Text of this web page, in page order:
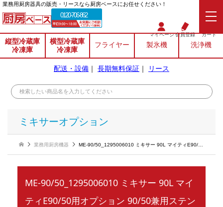
業務⽤厨房器具の販売・リースなら厨房ベースにお任せください！
0120-706-862
マイページ会員登録 カート
縦型冷蔵庫
冷凍庫
横型冷蔵庫
冷凍庫
フライヤー 製氷機 洗浄機
配送・設備 ｜ 長期無料保証 ｜ リース
ミキサーオプション
業務用厨房機器 ME-90/50_1295006010 ミキサー 90L マイティE90/50用オプション 90/50兼用ステンレスボール
ME-90/50_1295006010 ミキサー 90L マイ
ティE90/50用オプション 90/50兼用ステン